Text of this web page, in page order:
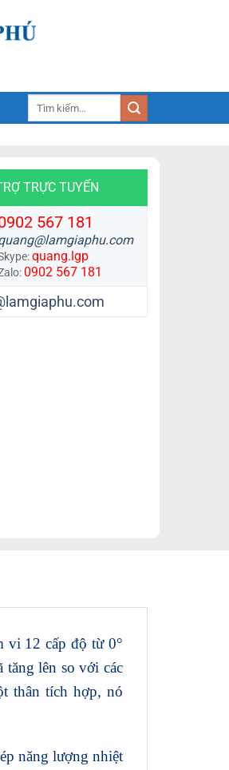
TRỰC TUYẾN
567 181
quang.lgp
0902 567 181
vi 12 cấp độ từ 0°
tăng lên so với các
thân tích hợp, nó
năng lượng nhiệt